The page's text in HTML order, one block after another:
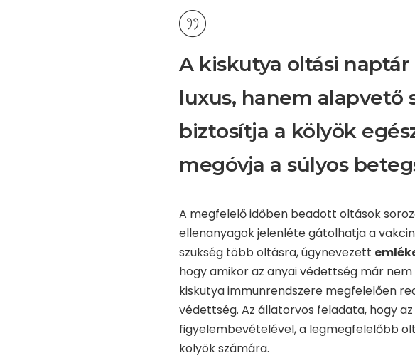
A kiskutya oltási
luxus, hanem alapvető
biztosítja a kölyök
megóvja a súlyos
A megfelelő időben beadott oltások
ellenanyagok jelenléte gátolhatja a
szükség több oltásra, úgynevezett
hogy amikor az anyai védettség már
kiskutya immunrendszere megfelelően
védettség. Az állatorvos feladata, hogy
figyelembevételével, a legmegfelelőbb
kölyök számára.